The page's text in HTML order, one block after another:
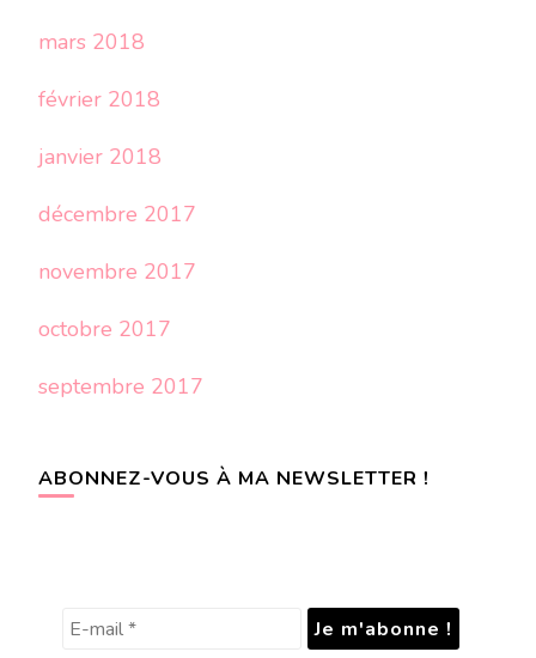
mars 2018
février 2018
janvier 2018
décembre 2017
novembre 2017
octobre 2017
septembre 2017
ABONNEZ-VOUS À MA NEWSLETTER !